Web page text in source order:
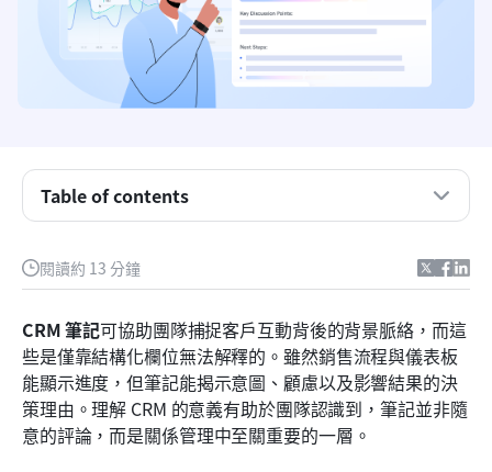
閱讀約 13 分鐘
CRM 筆記可協助團隊捕捉客戶互動背後的背景脈絡，而這
些是僅靠結構化欄位無法解釋的。雖然銷售流程與儀表板
能顯示進度，但筆記能揭示意圖、顧慮以及影響結果的決
策理由。理解 CRM 的意義有助於團隊認識到，筆記並非隨
意的評論，而是關係管理中至關重要的一層。
Table of contents
什麼是CRM備註？
什麼是5種類型的CRM備註
客戶生命週期中的 CRM 記錄
各團隊職能的 CRM 筆記範例
傳統 CRM 記錄的不足之處
現代選擇：嘗試使用 Lark 聰明地管理 CRM 筆記
CRM 筆記成長團隊的最佳實務
結論
常見問題